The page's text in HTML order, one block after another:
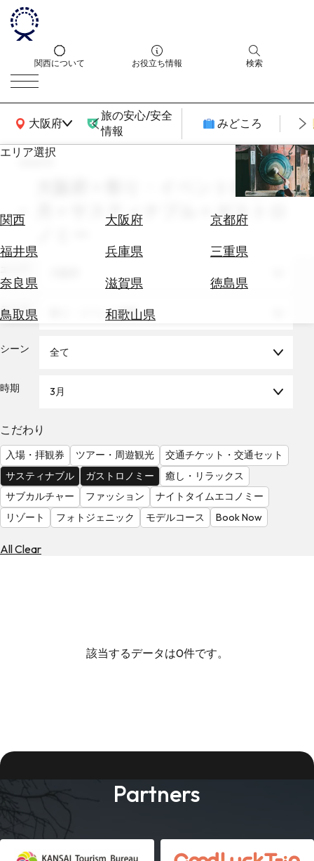
関西について お役立ち情報 検索
大阪府
関西広域MAP
旅の安心/安全
情報
みどころ
エリア選択
関西 大阪府
京都府
福井県
兵庫県
三重県
奈良県
滋賀県
徳島県
鳥取県
和歌山県
エ
券
テ
を
を
見
る
search
大阪府 × 祭り・イベント体験 × 3
月 × サスティナブル × ガストロ
テーマ 祭り・イベント体験
シーン 全て
時期 3月
こだわり
入場・拝観券 ツアー・周遊観光
交通チケット・交通セット
サスティナブル
ガストロノミー
癒し・リラックス
サブカルチャー
ファッション
ナイトタイムエコノミー
リゾート
フォトジェニック モデルコース Book Now
All Clear
該当するデータは0件です。
Partners